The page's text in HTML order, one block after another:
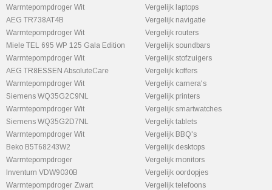
Warmtepompdroger Wit
AEG TR738AT4B
Warmtepompdroger Wit
Miele TEL 695 WP 125 Gala Edition
Warmtepompdroger Wit
AEG TR8ESSEN AbsoluteCare
Warmtepompdroger Wit
Siemens WQ35G2C9NL
Warmtepompdroger Wit
Siemens WQ35G2D7NL
Warmtepompdroger Wit
Beko B5T68243W2
Warmtepompdroger
Inventum VDW9030B
Warmtepompdroger Zwart
Vergelijk laptops
Vergelijk navigatie
Vergelijk routers
Vergelijk soundbars
Vergelijk stofzuigers
Vergelijk koffers
Vergelijk camera's
Vergelijk printers
Vergelijk smartwatches
Vergelijk tablets
Vergelijk BBQ's
Vergelijk desktops
Vergelijk monitors
Vergelijk oordopjes
Vergelijk telefoons